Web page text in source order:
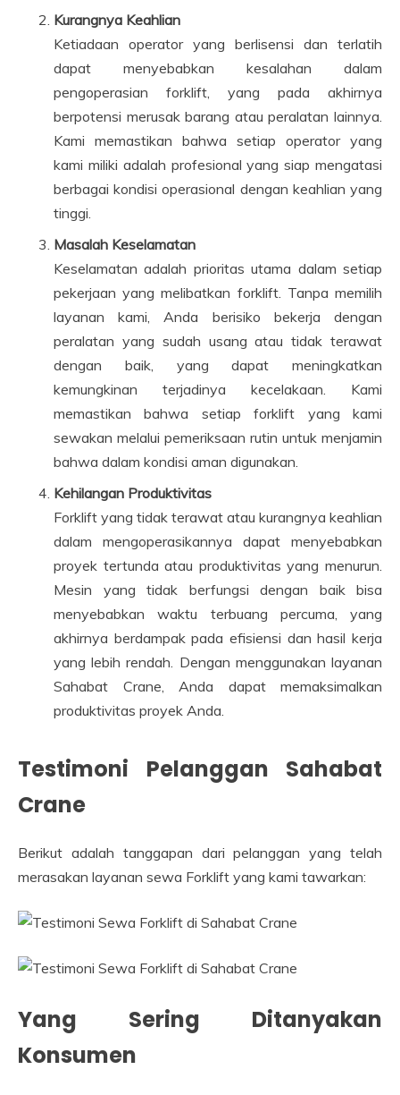
Kurangnya Keahlian
Ketiadaan operator yang berlisensi dan terlatih
dapat menyebabkan kesalahan dalam
pengoperasian forklift, yang pada akhirnya
berpotensi merusak barang atau peralatan lainnya.
Kami memastikan bahwa setiap operator yang
kami miliki adalah profesional yang siap mengatasi
berbagai kondisi operasional dengan keahlian yang
tinggi.
Masalah Keselamatan
Keselamatan adalah prioritas utama dalam setiap
pekerjaan yang melibatkan forklift. Tanpa memilih
layanan kami, Anda berisiko bekerja dengan
peralatan yang sudah usang atau tidak terawat
dengan baik, yang dapat meningkatkan
kemungkinan terjadinya kecelakaan. Kami
memastikan bahwa setiap forklift yang kami
sewakan melalui pemeriksaan rutin untuk menjamin
bahwa dalam kondisi aman digunakan.
Kehilangan Produktivitas
Forklift yang tidak terawat atau kurangnya keahlian
dalam mengoperasikannya dapat menyebabkan
proyek tertunda atau produktivitas yang menurun.
Mesin yang tidak berfungsi dengan baik bisa
menyebabkan waktu terbuang percuma, yang
akhirnya berdampak pada efisiensi dan hasil kerja
yang lebih rendah. Dengan menggunakan layanan
Sahabat Crane, Anda dapat memaksimalkan
produktivitas proyek Anda.
Testimoni Pelanggan Sahabat
Crane
Berikut adalah tanggapan dari pelanggan yang telah
merasakan layanan sewa Forklift yang kami tawarkan:
Yang Sering Ditanyakan
Konsumen